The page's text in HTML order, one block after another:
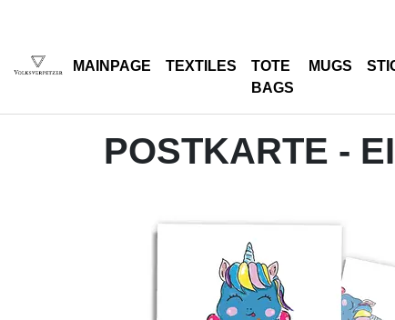
MAINPAGE TEXTILES
TOTE
BAGS
MUGS
POSTKARTE -